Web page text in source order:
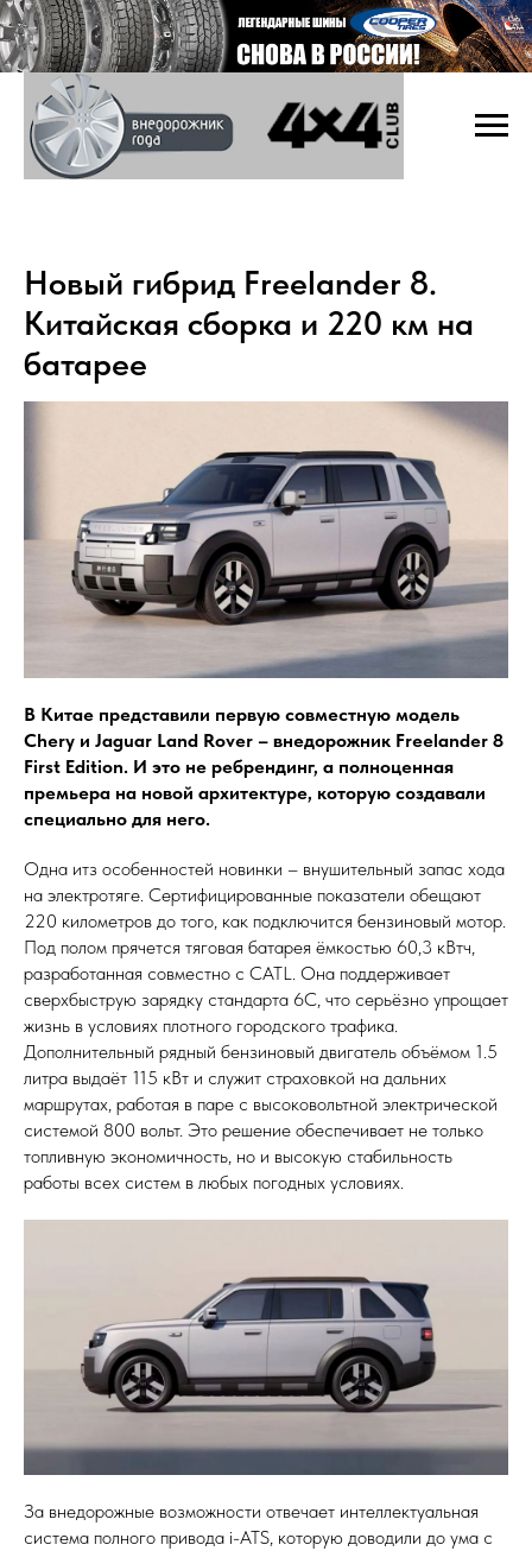
Новый гибрид Freelander 8.
Китайская сборка и 220 км на
батарее
В Китае представили первую совместную модель
Chery и Jaguar Land Rover – внедорожник Freelander 8
First Edition. И это не ребрендинг, а полноценная
премьера на новой архитектуре, которую создавали
специально для него.
Одна итз особенностей новинки – внушительный запас хода
на электротяге. Сертифицированные показатели обещают
220 километров до того, как подключится бензиновый мотор.
Под полом прячется тяговая батарея ёмкостью 60,3 кВтч,
разработанная совместно с CATL. Она поддерживает
сверхбыструю зарядку стандарта 6C, что серьёзно упрощает
жизнь в условиях плотного городского трафика.
Дополнительный рядный бензиновый двигатель объёмом 1.5
литра выдаёт 115 кВт и служит страховкой на дальних
маршрутах, работая в паре с высоковольтной электрической
системой 800 вольт. Это решение обеспечивает не только
топливную экономичность, но и высокую стабильность
работы всех систем в любых погодных условиях.
За внедорожные возможности отвечает интеллектуальная
система полного привода i-ATS, которую доводили до ума с